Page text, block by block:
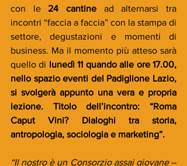
con le 24 cantine ad alternarsi tra
incontri “faccia a faccia” con la stampa di
settore, degustazioni e momenti di
business. Ma il momento più atteso sarà
quello di lunedì 11 quando alle ore 17.00,
nello spazio eventi del Padiglione Lazio,
si svolgerà appunto una vera e propria
lezione. Titolo dell’incontro: “Roma
Caput Vini? Dialoghi tra storia,
antropologia, sociologia e marketing”.
“Il nostro è un Consorzio assai giovane –